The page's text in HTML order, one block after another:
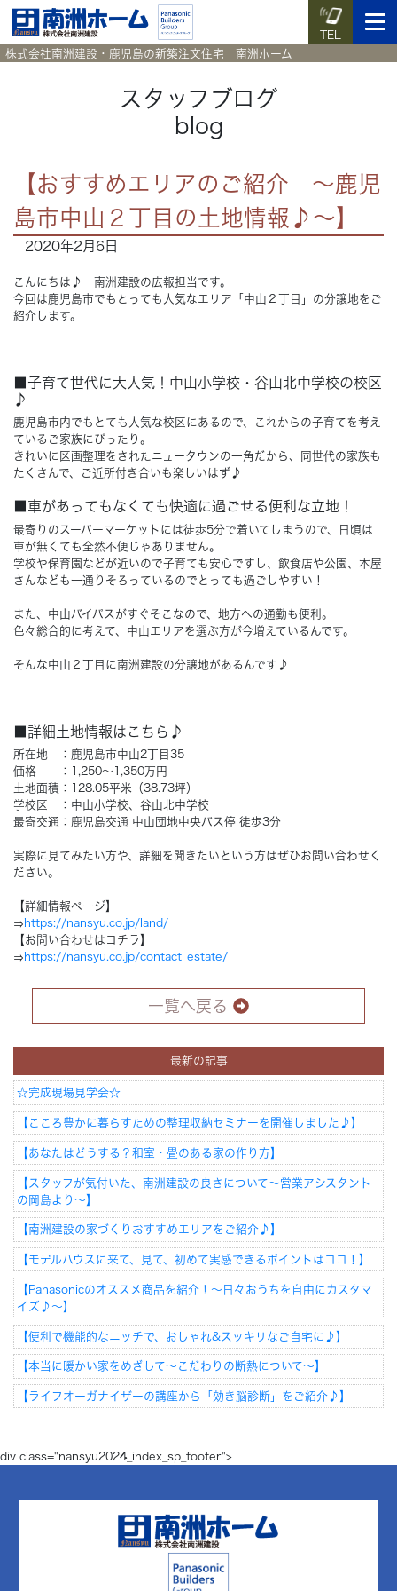
TEL
暮らしのコラム
HOME
News 新着情報
Works 施工実例集
Blog
Concept コンセプト
株式会社南洲建設・鹿児島の新築注文住宅 南洲ホーム
スタッフブログ
blog
【おすすめエリアのご紹介 ～鹿児
島市中山２丁目の土地情報♪～】
2020年2月6日
こんにちは♪ 南洲建設の広報担当です。
今回は鹿児島市でもとっても人気なエリア「中山２丁目」の分譲地をご
紹介します。
■子育て世代に大人気！中山小学校・谷山北中学校の校区
♪
鹿児島市内でもとても人気な校区にあるので、これからの子育てを考え
ているご家族にぴったり。
きれいに区画整理をされたニュータウンの一角だから、同世代の家族も
たくさんで、ご近所付き合いも楽しいはず♪
■車があってもなくても快適に過ごせる便利な立地！
最寄りのスーパーマーケットには徒歩5分で着いてしまうので、日頃は
車が無くても全然不便じゃありません。
学校や保育園などが近いので子育ても安心ですし、飲食店や公園、本屋
さんなども一通りそろっているのでとっても過ごしやすい！
また、中山バイパスがすぐそこなので、地方への通勤も便利。
色々総合的に考えて、中山エリアを選ぶ方が今増えているんです。
そんな中山２丁目に南洲建設の分譲地があるんです♪
■詳細土地情報はこちら♪
所在地 ：鹿児島市中山2丁目35
価格 ：1,250～1,350万円
土地面積：128.05平米（38.73坪）
学校区 ：中山小学校、谷山北中学校
最寄交通：鹿児島交通 中山団地中央バス停 徒歩3分
実際に見てみたい方や、詳細を聞きたいという方はぜひお問い合わせく
ださい。
【詳細情報ページ】
⇒ https://nansyu.co.jp/land/
【お問い合わせはコチラ】
⇒ https://nansyu.co.jp/contact_estate/
一覧へ戻る
最新の記事
☆完成現場見学会☆
【こころ豊かに暮らすための整理収納セミナーを開催しました♪】
【あなたはどうする？和室・畳のある家の作り方】
【スタッフが気付いた、南洲建設の良さについて～営業アシスタント
の岡島より～】
【南洲建設の家づくりおすすめエリアをご紹介♪】
【モデルハウスに来て、見て、初めて実感できるポイントはココ！】
【Panasonicのオススメ商品を紹介！～日々おうちを自由にカスタマ
イズ♪～】
【便利で機能的なニッチで、おしゃれ&スッキリなご自宅に♪】
【本当に暖かい家をめざして～こだわりの断熱について～】
【ライフオーガナイザーの講座から「効き脳診断」をご紹介♪】
div class="nansyu2024_index_sp_footer">